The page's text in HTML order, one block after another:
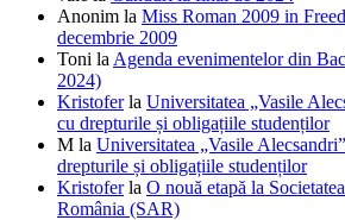
Anonim la Miss Roman 2009 in
decembrie 2009
Toni la Agenda evenimentelor din
2024)
Kristoferla Universitatea „Vasile
cu drepturile și obligațiile studenților
M la Universitatea „Vasile
drepturile și obligațiile studenților
Kristoferla O nouă etapă la
România (SAR)